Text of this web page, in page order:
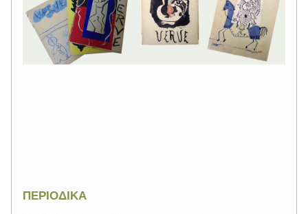
ΠΕΡΙΟΔΙΚΑ